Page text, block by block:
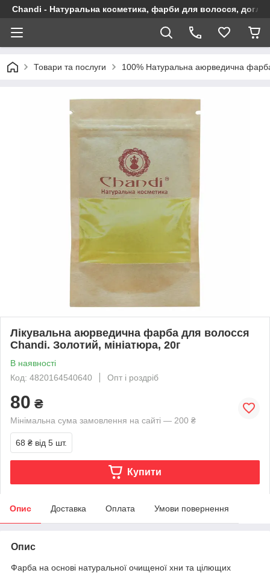
Chandi - Натуральна косметика, фарби для волосся,
Товари та послуги 100% Натуральна аюрведична
Лікувальна аюрведична фарба для волосся
Chandi. Золотий, мініатюра, 20г
В наявності
Код: 4820164540640
Опт і роздріб
80 ₴
Мінімальна сума замовлення на сайті — 200 ₴
68 ₴ від 5 шт.
Купити
Опис Доставка Оплата Умови повернення
Опис
Фарба на основі натуральної очищеної хни та цілющих